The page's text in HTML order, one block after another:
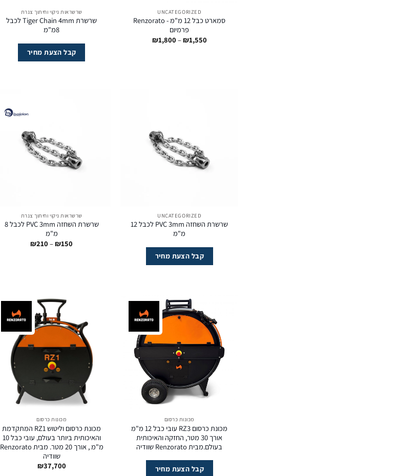
UNCATEGORIZED
סמארט כבל 12 מ"מ -‏ Renzorato
פרמיום
₪1,550
–
₪1,800 טווח
שרשראות ניקוי וחיתוך צנרת
שרשרת Tiger Chain 4mm לכבל
8מ"מ
קבל הצעת מחיר
UNCATEGORIZED
שרשרת השחזה PVC 3mm לכבל 12
מ"מ
קבל הצעת מחיר
שרשראות ניקוי וחיתוך צנרת
שרשרת השחזה PVC 3mm לכבל 8
מ"מ
₪150
–
₪210 טווח
מכונות כרסום
מכונת כרסום RZ3 עובי כבל 12 מ"מ
אורך 30 מטר, החזקה והאיכותית
בעולם.מבית Renzorato שוודיה
קבל הצעת מחיר
מכונות כרסום
מכונת כרסום וליטוש RZ1 המתקדמת
והאיכותית ביותר בעולם, עובי כבל 10
מ"מ , אורך 20 מטר. מבית Renzorato
שוודיה
₪37,700